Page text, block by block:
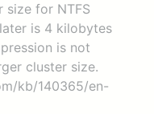
size for NTFS
is 4 kilobytes
is not
cluster size.
kb/140365/en-